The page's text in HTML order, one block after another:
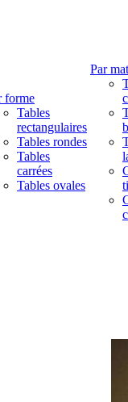
forme
Tables
rectangulaires
Tables rondes
Tables
carrées
Tables ovales
Par